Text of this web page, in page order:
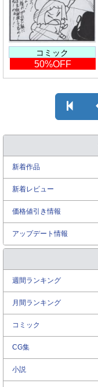
コミック
50%OFF
新着作品
新着レビュー
価格値引き情報
アップデート情報
週間ランキング
月間ランキング
コミック
CG集
小説